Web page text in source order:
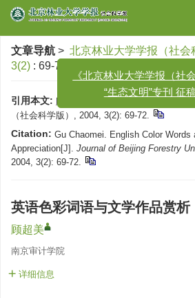
文章导航 > 北京林业大学学报（社会
3(2) : 69-72.
引用本文: 顾超美. 英语色彩词语与文学作品
（社会科学版）, 2004, 3(2): 69-72.
Citation: Gu Chaomei. English Color Words
Appreciation[J]. Journal of Beijing Forestry
2004, 3(2): 69-72.
英语色彩词语与文学作品赏析
顾超美
南京审计学院
详细信息
《北京林业大学学报（社
“生态文明”专刊 征